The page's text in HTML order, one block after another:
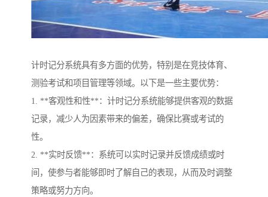
计时记分系统具有多方面的优势，特别是在竞技体育、
测验考试和项目管理等领域。以下是一些主要优势：
1. **客观性和性**：计时记分系统能够提供客观的数据
记录，减少人为因素带来的偏差，确保比赛或考试的
性。
2. **实时反馈**：系统可以实时记录并反馈成绩或时
间，使参与者能够即时了解自己的表现，从而及时调整
策略或努力方向。